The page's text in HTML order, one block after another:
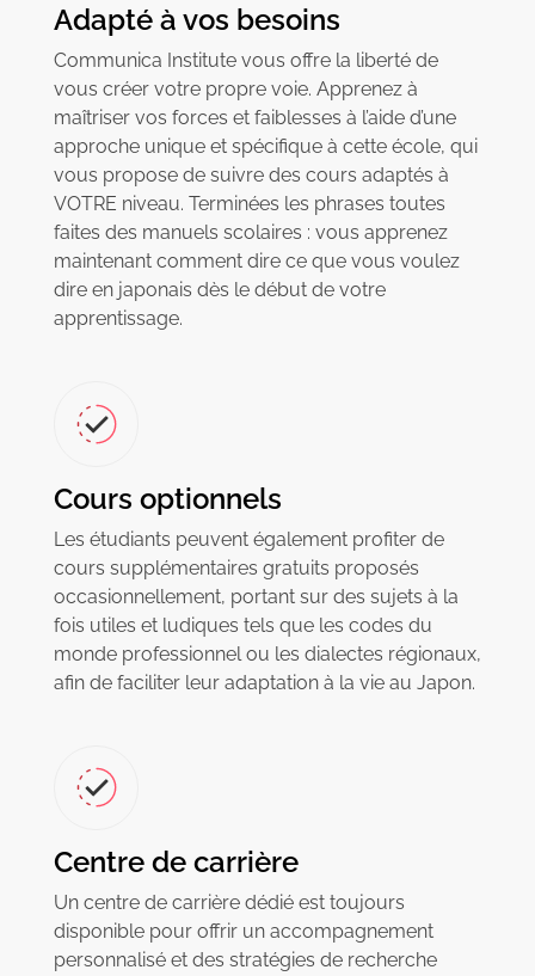
Adapté à vos besoins
Communica Institute vous offre la liberté de
vous créer votre propre voie. Apprenez à
maîtriser vos forces et faiblesses à l’aide d’une
approche unique et spécifique à cette école, qui
vous propose de suivre des cours adaptés à
VOTRE niveau. Terminées les phrases toutes
faites des manuels scolaires : vous apprenez
maintenant comment dire ce que vous voulez
dire en japonais dès le début de votre
apprentissage.
Cours optionnels
Les étudiants peuvent également profiter de
cours supplémentaires gratuits proposés
occasionnellement, portant sur des sujets à la
fois utiles et ludiques tels que les codes du
monde professionnel ou les dialectes régionaux,
afin de faciliter leur adaptation à la vie au Japon.
Centre de carrière
Un centre de carrière dédié est toujours
disponible pour offrir un accompagnement
personnalisé et des stratégies de recherche